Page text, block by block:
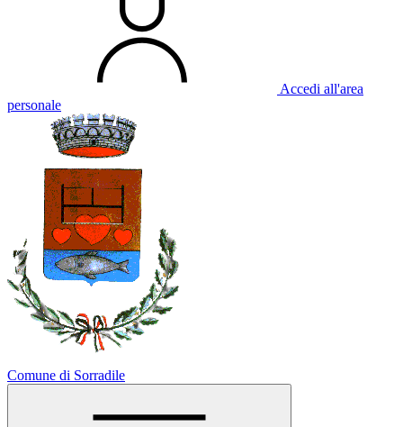
Accedi all'area
personale
Comune di Sorradile